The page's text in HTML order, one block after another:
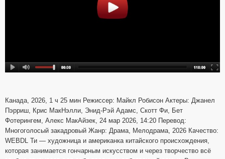
Канада, 2026, 1 ч 25 мин Режиссер: Майкл Робисон Актеры: Джанел
Пэрриш, Крис МакНэлли, Энид-Рэй Адамс, Скотт Фи, Бет
Фотерингем, Алекс МакАйзек, 24 мар 2026, 14:20 Перевод:
Многоголосый закадровый Жанр: Драма, Мелодрама, 2026 Качество:
WEBDL Ти — художница и американка китайского происхождения,
которая занимается гончарным искусством и через творчество всё